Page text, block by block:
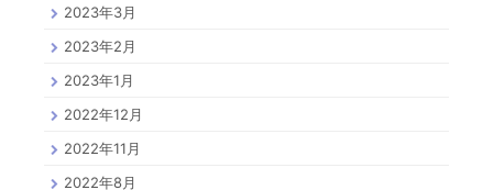
2023年3月
2023年2月
2023年1月
2022年12月
2022年11月
2022年8月